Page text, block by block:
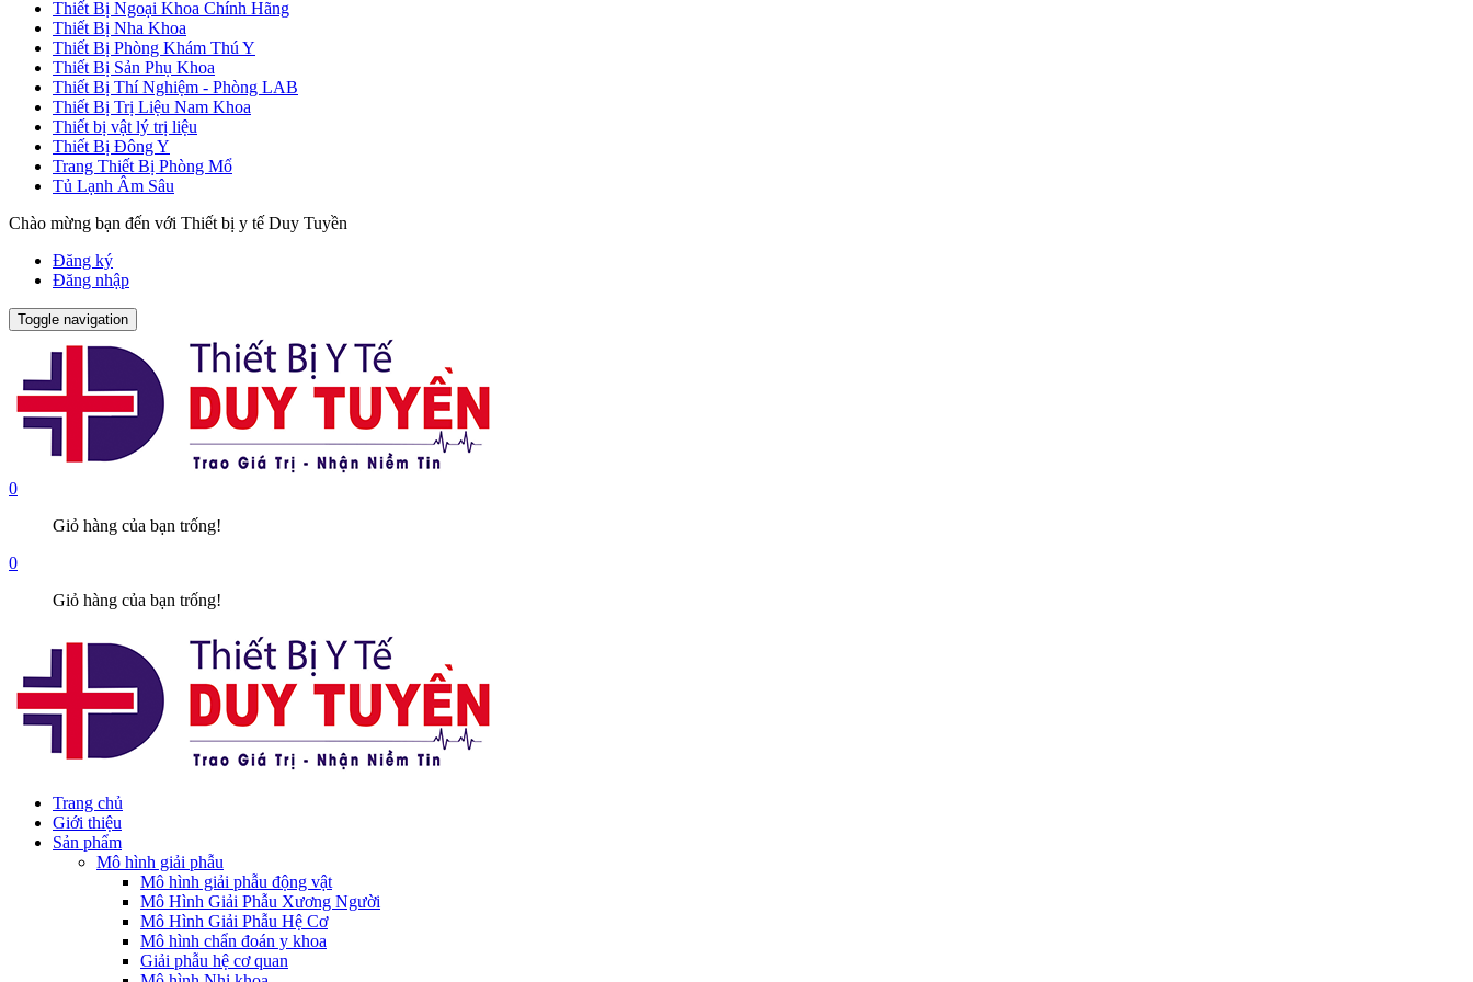
Thiết Bị Ngoại Khoa Chính Hãng
Thiết Bị Nha Khoa
Thiết Bị Phòng Khám Thú Y
Thiết Bị Sản Phụ Khoa
Thiết Bị Thí Nghiệm - Phòng LAB
Thiết Bị Trị Liệu Nam Khoa
Thiết bị vật lý trị liệu
Thiết Bị Đông Y
Trang Thiết Bị Phòng Mổ
Tủ Lạnh Âm Sâu
Chào mừng bạn đến với Thiết bị y tế Duy Tuyền
Đăng ký
Đăng nhập
Toggle navigation
0
Giỏ hàng của bạn trống!
0
Giỏ hàng của bạn trống!
Trang chủ
Giới thiệu
Sản phẩm
Mô hình giải phẫu
Mô hình giải phẫu động vật
Mô Hình Giải Phẫu Xương Người
Mô Hình Giải Phẫu Hệ Cơ
Mô hình chẩn đoán y khoa
Giải phẫu hệ cơ quan